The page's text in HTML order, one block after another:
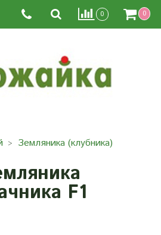
0 0
Земляника (клубника)
F1